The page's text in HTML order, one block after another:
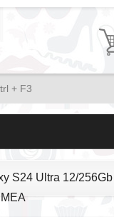
S24 Ultra 12/